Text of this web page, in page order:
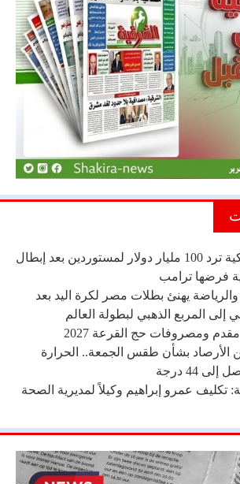
الإدارة الأمريكية ترد 100 مليار دولار لمستوردين بعد إبطال
فرضها ترامب
يهنئ بطلات مصر لكرة اليد بعد
إلى المربع الذهبي لبطولة العالم
ومصروفات حج القرعة 2027
الأرصاد بشأن طقس الجمعة.. الحرارة
44 درجة
تكليف عمرو إبراهيم وكيلاً لمديرية الصحة